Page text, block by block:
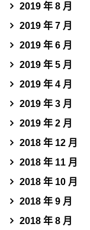
2019 年 8 月
2019 年 7 月
2019 年 6 月
2019 年 5 月
2019 年 4 月
2019 年 3 月
2019 年 2 月
2018 年 12 月
2018 年 11 月
2018 年 10 月
2018 年 9 月
2018 年 8 月